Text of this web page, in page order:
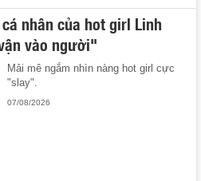
nhân của hot girl Linh
vào người"
Mải mê ngắm nhìn nàng hot girl cực
"slay".
07/08/2026